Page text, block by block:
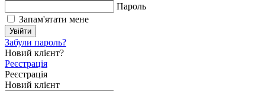
Пароль
Запам'ятати мене
Увійти
Забули пароль?
Новий клієнт?
Реєстрація
Реєстрація
Новий клієнт